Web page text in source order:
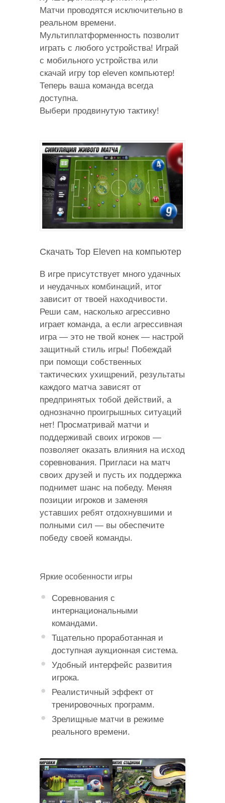
Матчи проводятся исключительно в
реальном времени.
Мультиплатформенность позволит
играть с любого устройства! Играй
с мобильного устройства или
скачай игру top eleven компьютер!
Теперь ваша команда всегда
доступна.
Выбери продвинутую тактику!
Скачать Top Eleven на компьютер
В игре присутствует много удачных
и неудачных комбинаций, итог
зависит от твоей находчивости.
Реши сам, насколько агрессивно
играет команда, а если агрессивная
игра — это не твой конек — настрой
защитный стиль игры! Побеждай
при помощи собственных
тактических ухищрений, результаты
каждого матча зависят от
предпринятых тобой действий, а
однозначно проигрышных ситуаций
нет! Просматривай матчи и
поддерживай своих игроков —
позволяет оказать влияния на исход
соревнования. Пригласи на матч
своих друзей и пусть их поддержка
поднимет шанс на победу. Меняя
позиции игроков и заменяя
уставших ребят отдохнувшими и
полными сил — вы обеспечите
победу своей команды.
Яркие особенности игры
Соревнования с
интернациональными
командами.
Тщательно проработанная и
доступная аукционная система.
Удобный интерфейс развития
игрока.
Реалистичный эффект от
тренировочных программ.
Зрелищные матчи в режиме
реального времени.